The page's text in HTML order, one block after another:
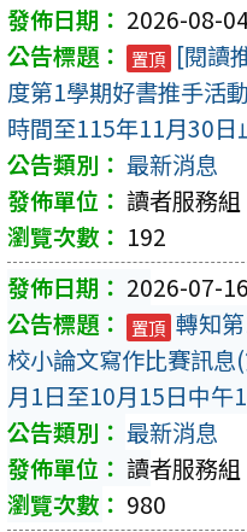
2026-08-
置頂 [閱讀
度第1學期好書推手活
時間至115年11月30日
最新消息
讀者服務組
192
2026-07-16
置頂 轉知
校小論文寫作比賽訊
月1日至10月15日中午
最新消息
讀者服務組
980